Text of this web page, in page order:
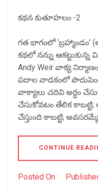
కథన కుతూహలం -2
–
గత భాగంలో
కథలో నన్ను
Andy Weir వాక్య
పదాల వాడకంలో
వాక్యాలు చదివి అర్ధం
చేసుకోవటం తేలిక
చేస్తుంది కాబట్టి;
CONTINUE
Posted On :